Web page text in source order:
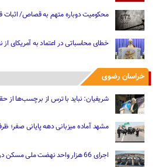
محکومیت دوباره متهم به قصاص/ اثبات
خطای محاسباتی در اعتماد به آمریکای
خراسان رضوی
شریفیان: نباید با ترس از برچسب‌ها
مشهد آماده میزبانی دهه پایانی صفر؛ ظرفیت اسکان
اجرای 66 هزار واحد نهضت ملی مسکن در خراسان رضوی